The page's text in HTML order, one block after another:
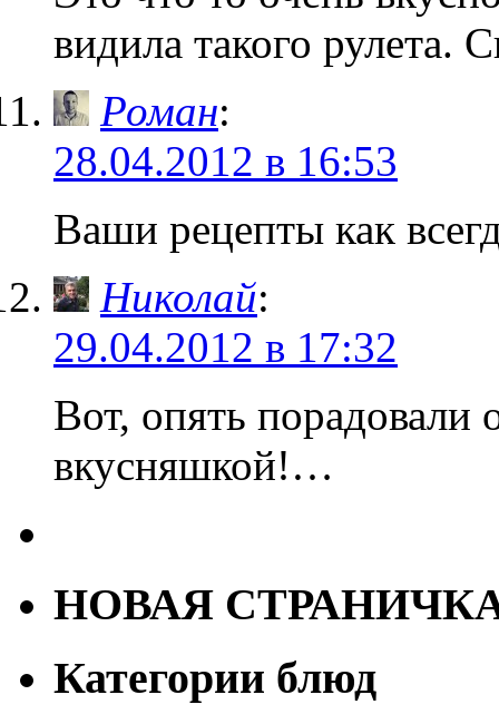
видила такого рулета.
Роман:
28.04.2012 в 16:53
Ваши рецепты как
Николай:
29.04.2012 в 17:32
Вот, опять порадовали
вкусняшкой!…
НОВАЯ
Категории блюд